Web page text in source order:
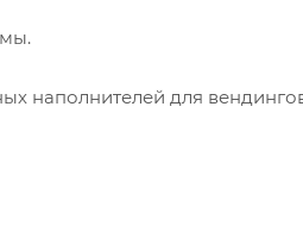
наполнителей для